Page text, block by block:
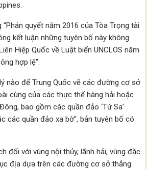
quyết năm 2016 của Tòa Trọng tài
kết luận những tuyên bố này không
Hiệp Quốc về Luật biển UNCLOS năm
hợp lệ”.
nào để Trung Quốc vẽ các đường cơ sở
cùng của các thực thể hàng hải hoặc
bao gồm các quần đảo ‘Tứ Sa’
các quần đảo xa bờ”, bản tuyên bố có
đối với vùng nội thủy, lãnh hải, vùng đặc
địa dựa trên các đường cơ sở thẳng